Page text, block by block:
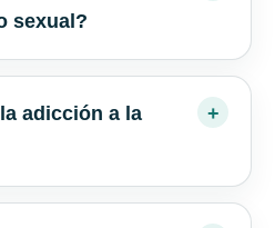
sexual?
adicción a la